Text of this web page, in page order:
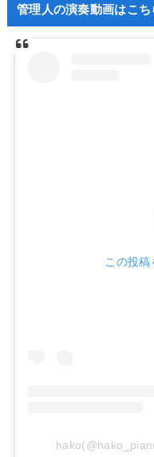
管理人の演奏動画はこち
この投